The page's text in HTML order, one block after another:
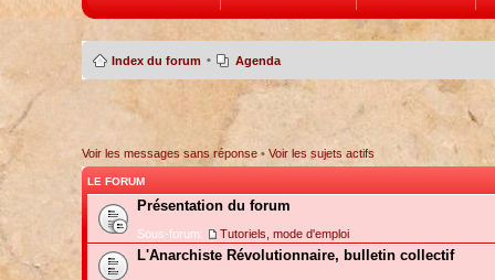
Index du forum • Agenda
Voir les messages sans réponse• Voir les sujets actifs
LE FORUM
Présentation du forum
Sous-forum: Tutoriels, mode d'emploi
L'Anarchiste Révolutionnaire, bulletin collectif